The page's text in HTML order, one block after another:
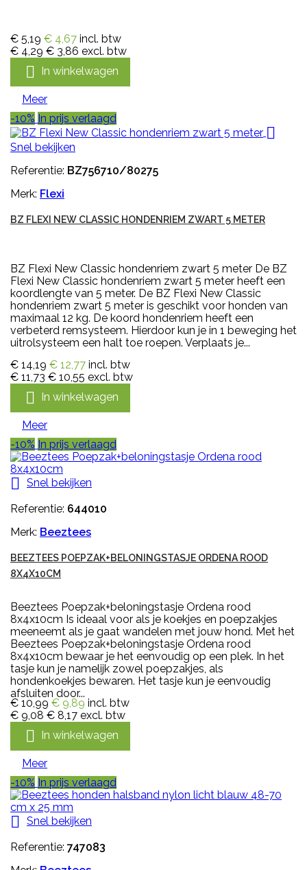
€ 5,19 € 4,67 incl. btw
€ 4,29 € 3,86 excl. btw
 In winkelwagen
Meer
-10% In prijs verlaagd

Snel bekijken
Referentie: BZ756710/80275
Merk: Flexi
BZ FLEXI NEW CLASSIC HONDENRIEM ZWART 5 METER
BZ Flexi New Classic hondenriem zwart 5 meter De BZ
Flexi New Classic hondenriem zwart 5 meter heeft een
koordlengte van 5 meter. De BZ Flexi New Classic
hondenriem zwart 5 meter is geschikt voor honden van
maximaal 12 kg. De koord hondenriem heeft een
verbeterd remsysteem. Hierdoor kun je in 1 beweging het
uitrolsysteem een halt toe roepen. Verplaats je...
€ 14,19 € 12,77 incl. btw
€ 11,73 € 10,55 excl. btw
 In winkelwagen
Meer
-10% In prijs verlaagd

Snel bekijken
Referentie: 644010
Merk: Beeztees
BEEZTEES POEPZAK+BELONINGSTASJE ORDENA ROOD
8X4X10CM
Beeztees Poepzak+beloningstasje Ordena rood
8x4x10cm Is ideaal voor als je koekjes en poepzakjes
meeneemt als je gaat wandelen met jouw hond. Met het
Beeztees Poepzak+beloningstasje Ordena rood
8x4x10cm bewaar je het eenvoudig op een plek. In het
tasje kun je namelijk zowel poepzakjes, als
hondenkoekjes bewaren. Het tasje kun je eenvoudig
afsluiten door...
€ 10,99 € 9,89 incl. btw
€ 9,08 € 8,17 excl. btw
 In winkelwagen
Meer
-10% In prijs verlaagd

Snel bekijken
Referentie: 747083